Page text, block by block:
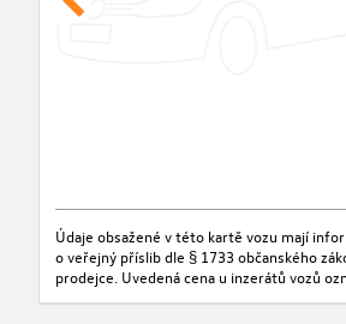
Údaje obsažené v této kartě vozu mají
o veřejný příslib dle § 1733 občanského
prodejce. Uvedená cena u inzerátů vozů